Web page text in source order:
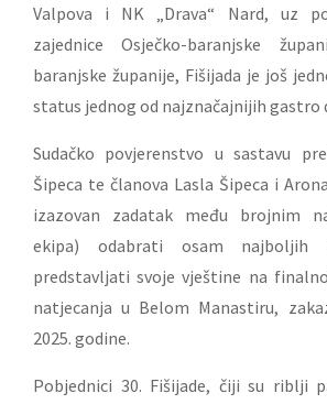
Valpova i NK „Drava“ Nard, uz
zajednice Osječko-baranjske
baranjske županije, Fišijada je još
status jednog od najznačajnijih gastro
Sudačko povjerenstvo u sastavu
Šipeca te članova Lasla Šipeca i
izazovan zadatak među brojnim
ekipa) odabrati osam najboljih
predstavljati svoje vještine na
natjecanja u Belom Manastiru,
2025. godine.
Pobjednici 30. Fišijade, čiji su riblji